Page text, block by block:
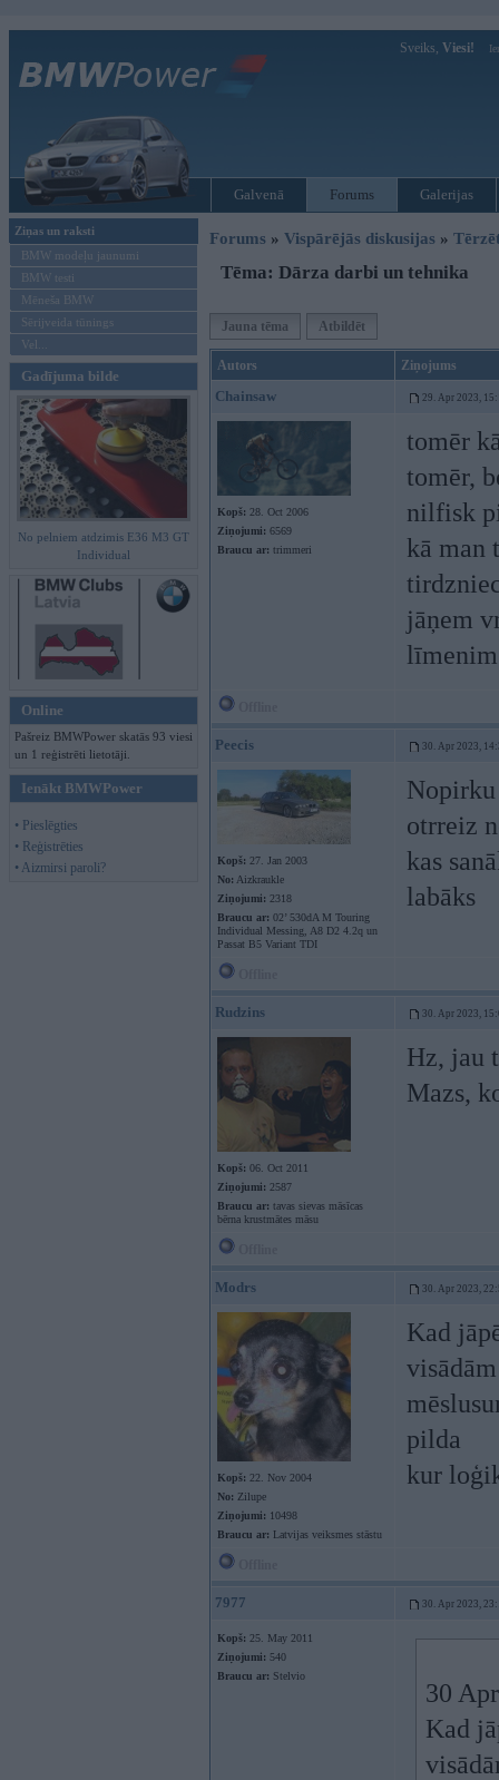
Sveiks, Viesi!
Galvenā Forums Galerijas
Ziņas un raksti
BMW modeļu jaunumi
BMW testi
Mēneša BMW
Sērijveida tūnings
Vel...
Gadījuma bilde
No pelniem atdzimis E36 M3 GT
Individual
Online
Pašreiz BMWPower skatās 93 viesi
un 1 reģistrēti lietotāji.
Ienākt BMWPower
• Pieslēgties
• Reģistrēties
• Aizmirsi paroli?
Forums » Vispārējās diskusijas »
Tēma: Dārza darbi un tehnika
Jauna tēma Atbildēt
Autors Ziņojums
Chainsaw 29. Apr 2023,
Kopš: 28. Oct 2006
Ziņojumi: 6569
Braucu ar: trimmeri
tomēr
tomēr,
nilfisk
kā man
jāņem
Peecis 30. Apr 2023,
Kopš: 27. Jan 2003
No: Aizkraukle
Ziņojumi: 2318
Braucu ar: 02’ 530dA M Touring
Individual Messing, A8 D2 4.2q un
Passat B5 Variant TDI
otrreiz
kas
labāks
Rudzins 30. Apr 2023,
Kopš: 06. Oct 2011
Ziņojumi: 2587
Braucu ar: tavas sievas māsīcas
bērna krustmātes māsu
Hz, jau
Mazs,
Modrs 30. Apr 2023,
Kopš: 22. Nov 2004
No: Zilupe
Ziņojumi: 10498
Braucu ar: Latvijas veiksmes stāstu
Kad
pilda
kur
7977 30. Apr 2023,
Kopš: 25. May 2011
Ziņojumi: 540
Braucu ar: Stelvio
30
Kad